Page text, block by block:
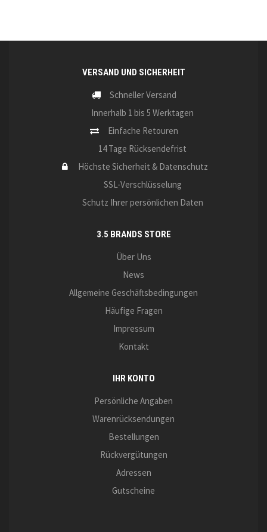
VERSAND UND SICHERHEIT
Schneller Versand
Innerhalb 1 bis 5 Werktagen
Einfache Retouren
14 Tage Rücksendefrist
Höchste Sicherheit & Datenschutz
SSL-Verschlüsselung
Schutz Ihrer persönlichen Daten
3.5 BRANDS STORE
Über Uns
News
Allgemeine Geschäftsbedingungen
Häufige Fragen
Impressum
Kontakt
IHR KONTO
Persönliche Angaben
Warenrücksendungen
Bestellungen
Rückvergütungen
Adressen
Gutscheine